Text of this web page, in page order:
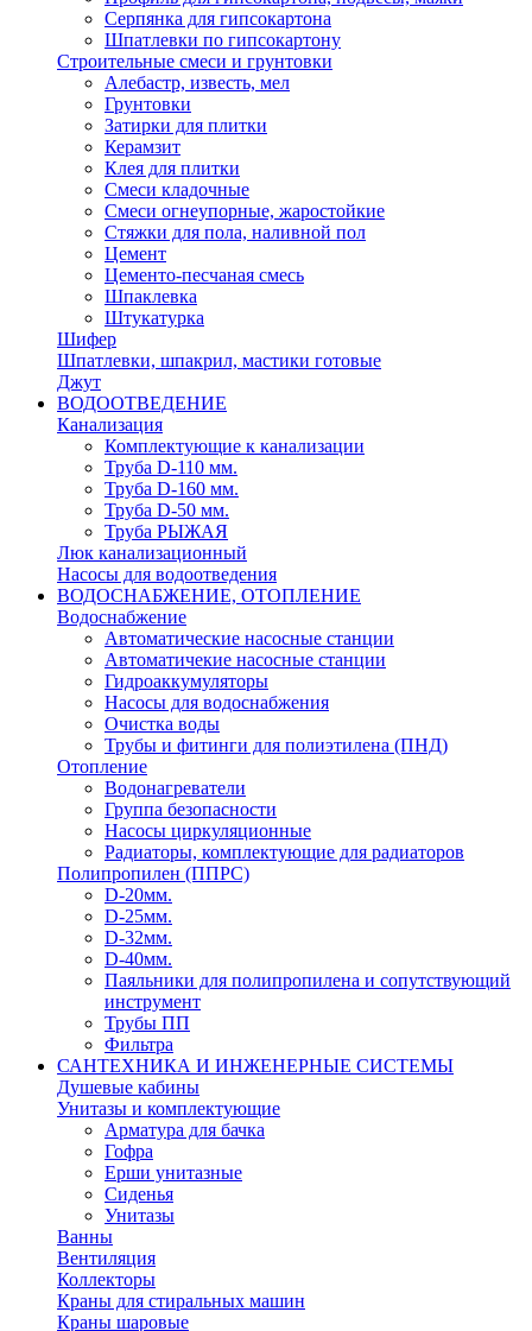
Серпянка для гипсокартона
Шпатлевки по гипсокартону
Строительные смеси и грунтовки
Алебастр, известь, мел
Грунтовки
Затирки для плитки
Керамзит
Клея для плитки
Смеси кладочные
Смеси огнеупорные, жаростойкие
Стяжки для пола, наливной пол
Цемент
Цементо-песчаная смесь
Шпаклевка
Штукатурка
Шифер
Шпатлевки, шпакрил, мастики готовые
Джут
ВОДООТВЕДЕНИЕ
Канализация
Комплектующие к канализации
Труба D-110 мм.
Труба D-160 мм.
Труба D-50 мм.
Труба РЫЖАЯ
Люк канализационный
Насосы для водоотведения
ВОДОСНАБЖЕНИЕ, ОТОПЛЕНИЕ
Водоснабжение
Автоматичеcкие насосные станции
Автоматичекие насосные станции
Гидроаккумуляторы
Насосы для водоснабжения
Очистка воды
Трубы и фитинги для полиэтилена (ПНД)
Отопление
Водонагреватели
Группа безопасности
Насосы циркуляционные
Радиаторы, комплектующие для радиаторов
Полипропилен (ППРС)
D-20мм.
D-25мм.
D-32мм.
D-40мм.
Паяльники для полипропилена и сопутствующий
инструмент
Трубы ПП
Фильтра
САНТЕХНИКА И ИНЖЕНЕРНЫЕ СИСТЕМЫ
Душевые кабины
Унитазы и комплектующие
Арматура для бачка
Гофра
Ерши унитазные
Сиденья
Унитазы
Ванны
Вентиляция
Коллекторы
Краны для стиральных машин
Краны шаровые